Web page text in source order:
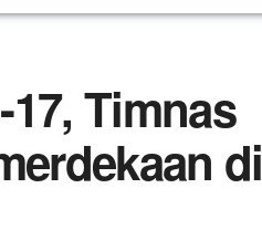
Timnas
di